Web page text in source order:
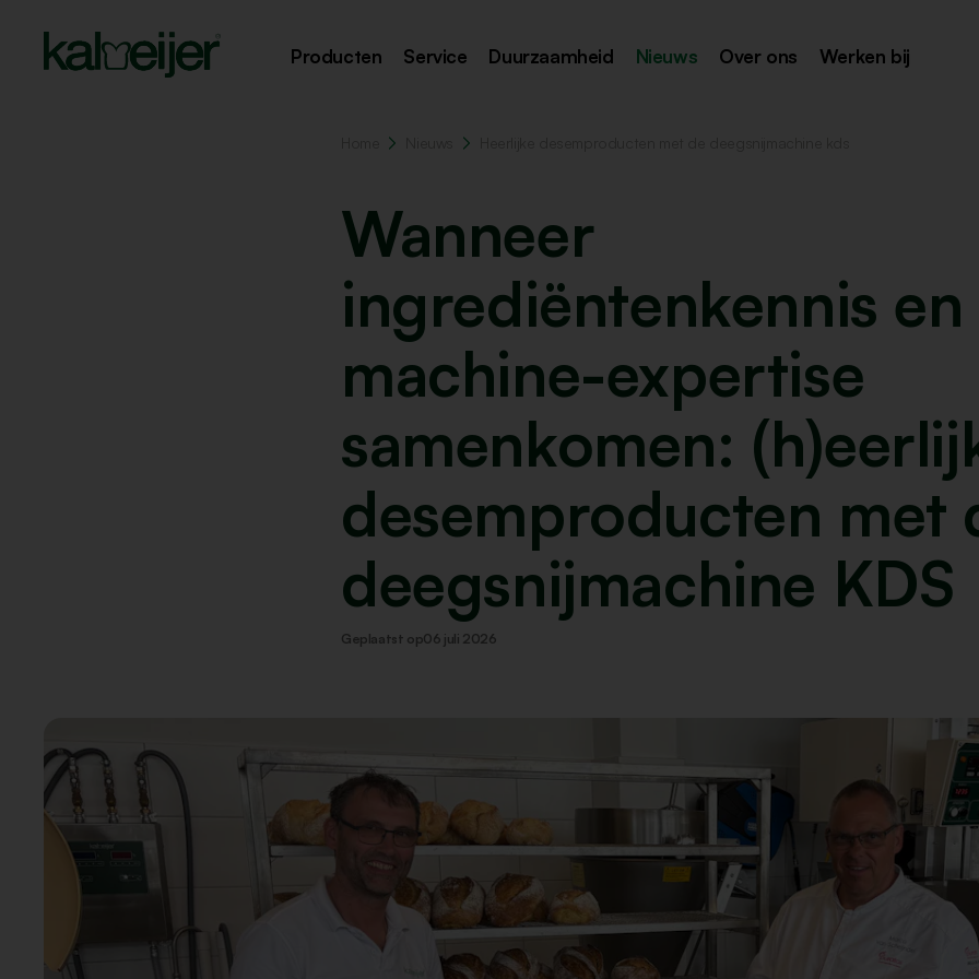
Producten Service Duurzaamheid Nieuws Over ons Werken bij
Wanneer
ingrediëntenkennis en
machine-expertise
samenkomen:
desemproducten met
deegsnijmachine KDS
Geplaatst op06 juli 2026